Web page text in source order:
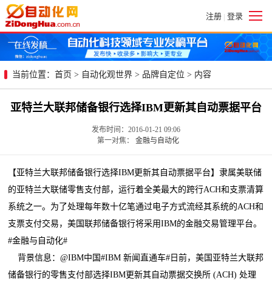
注册 | 登录
当前位置： 首页 > 自动化观世界 > 品牌自定位 > 内容
亚特兰大联邦储备银行选择IBM更新其自动票据平台
发布时间：2016-01-21 09:06
第一对焦： 金融与自动化
【亚特兰大联邦储备银行选择IBM更新其自动票据平台】隶属美联储
的亚特兰大联储零售支付部，运行着全美最大的跨行ACH和支票清算
系统之一。为了处理每年数十亿笔通过电子方式流经其系统的ACH和
支票支付交易，美国联邦储备银行将采用IBM的金融交易管理平台。
#金融与自动化#
背景信息：@IBM中国#IBM 新闻直通车#日前，美国亚特兰大联邦
储备银行的零售支付部选择IBM更新其自动票据交换所 (ACH) 处理